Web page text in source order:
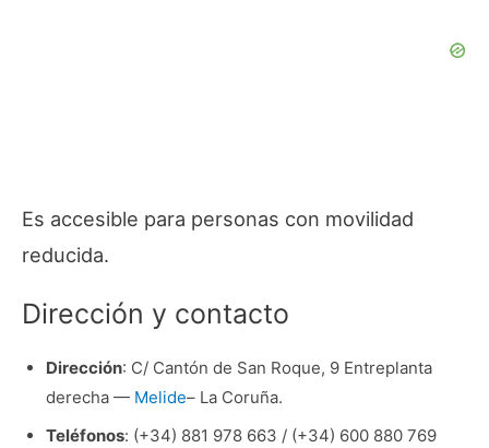
Es accesible para personas con movilidad
reducida.
Dirección y contacto
Dirección: C/ Cantón de San Roque, 9 Entreplanta
derecha — Melide– La Coruña.
Teléfonos: (+34) 881 978 663 / (+34) 600 880 769